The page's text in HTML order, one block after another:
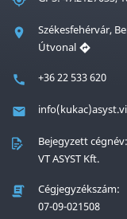
Székesfehérvár,
Útvonal
+36 22 533 620
Bejegyzett cégnév:
VT ASYST Kft.
Cégjegyzékszám:
07-09-021508